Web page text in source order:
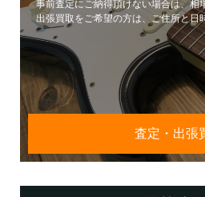
事前査定にご納得頂けない場合は、相
出張買取をご希望の方は、ご住所と日
査定・出張